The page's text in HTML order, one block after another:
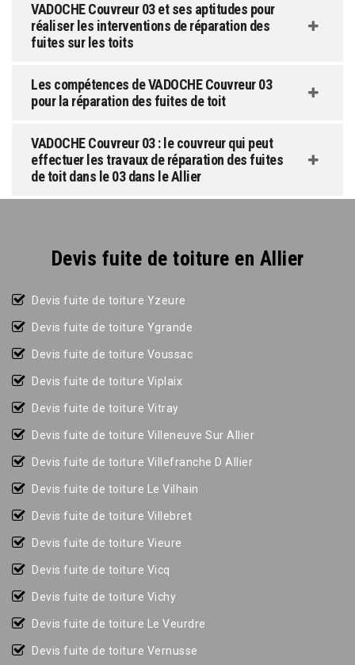
VADOCHE Couvreur 03 et ses aptitudes pour
réaliser les interventions de réparation des
fuites sur les toits
Les compétences de VADOCHE Couvreur 03
pour la réparation des fuites de toit
VADOCHE Couvreur 03 : le couvreur qui peut
effectuer les travaux de réparation des fuites
de toit dans le 03 dans le Allier
Devis fuite de toiture en Allier
Devis fuite de toiture Yzeure
Devis fuite de toiture Ygrande
Devis fuite de toiture Voussac
Devis fuite de toiture Viplaix
Devis fuite de toiture Vitray
Devis fuite de toiture Villeneuve Sur Allier
Devis fuite de toiture Villefranche D Allier
Devis fuite de toiture Le Vilhain
Devis fuite de toiture Villebret
Devis fuite de toiture Vieure
Devis fuite de toiture Vicq
Devis fuite de toiture Vichy
Devis fuite de toiture Le Veurdre
Devis fuite de toiture Vernusse